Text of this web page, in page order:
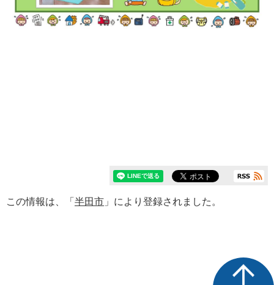
この情報は、「 半田市 」により登録されました。